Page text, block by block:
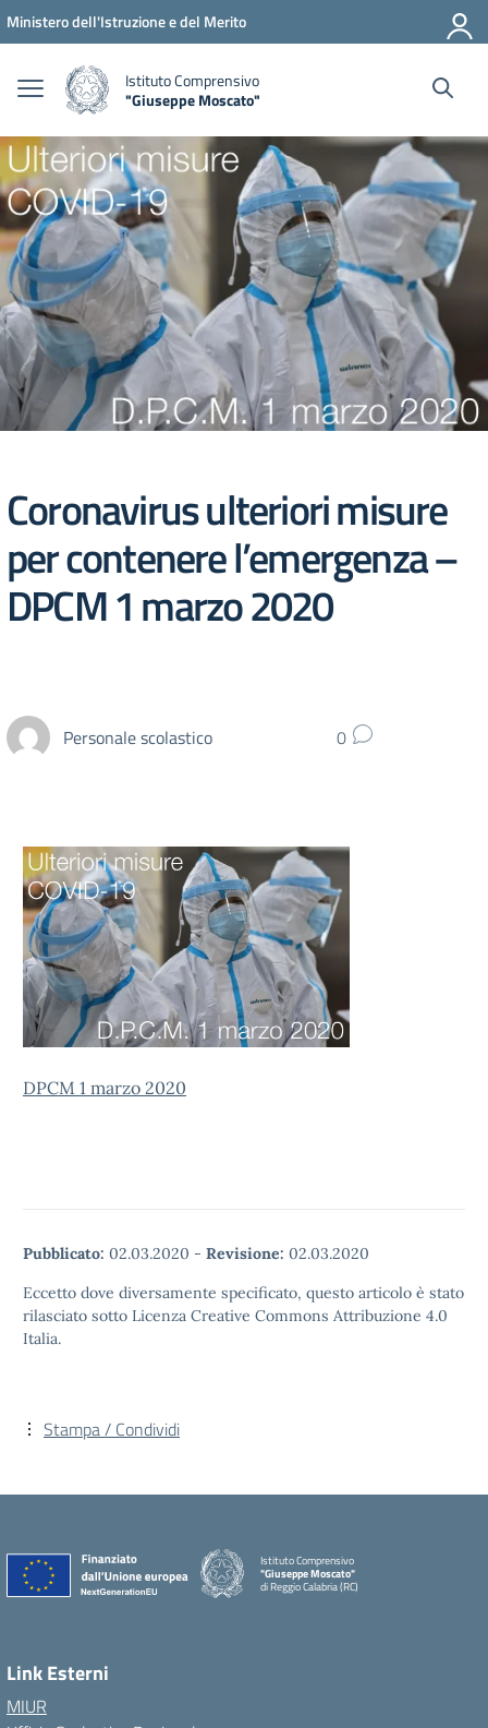
Vai ai contenuti
Vai al menu di navigazione
Vai al footer
Ministero dell'Istruzione e del Merito
Istituto Comprensivo
"Giuseppe Moscato"
Coronavirus ulteriori misure
per contenere l’emergenza –
DPCM 1 marzo 2020
Personale scolastico 0
DPCM 1 marzo 2020
Pubblicato: 02.03.2020 - Revisione: 02.03.2020
Eccetto dove diversamente specificato, questo articolo è stato
rilasciato sotto Licenza Creative Commons Attribuzione 4.0
Italia.
Stampa / Condividi
Istituto Comprensivo
"Giuseppe Moscato"
di Reggio Calabria (RC)
— Visita la pagina iniziale della scuola
Link Esterni
MIUR